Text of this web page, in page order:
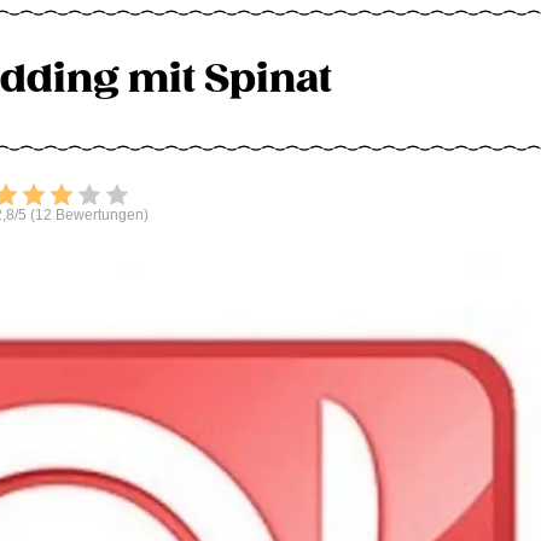
mit Spinat
Bewerten
5 (12 Bewertungen)